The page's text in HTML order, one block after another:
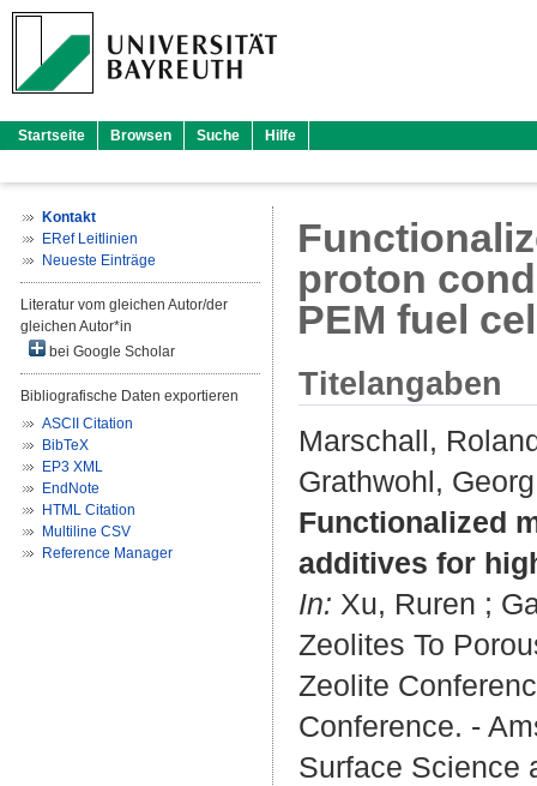
Startseite Browsen Suche Hilfe
Kontakt
ERef Leitlinien
Neueste Einträge
Literatur vom gleichen Autor/der
gleichen Autor*in
bei Google Scholar
Bibliografische Daten exportieren
ASCII Citation
BibTeX
EP3 XML
EndNote
HTML Citation
Multiline CSV
Reference Manager
proton
PEM fuel
Titelangaben
Marschall,
Grathwohl, Georg
Functionalized
additives for
In: Xu, Ruren ;
Zeolites To
Zeolite
Conference. -
Surface Science